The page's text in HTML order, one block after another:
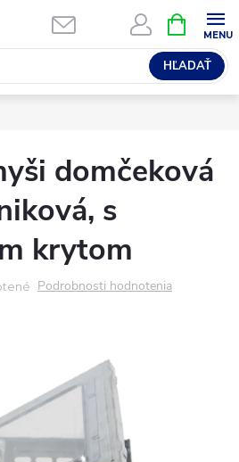
HĽADAŤ
KOŠÍK
domčeková
s
krytom
Podrobnosti hodnotenia